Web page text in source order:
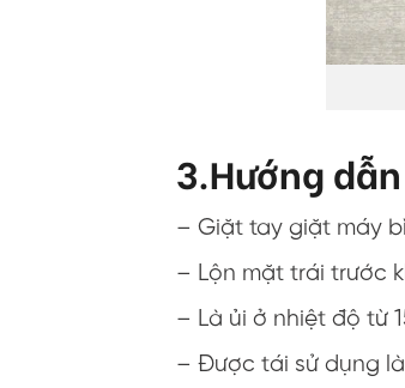
3.Hướng
– Giặt tay giặt máy
– Lộn mặt trái trước
– Là ủi ở nhiệt độ từ
– Được tái sử dụng